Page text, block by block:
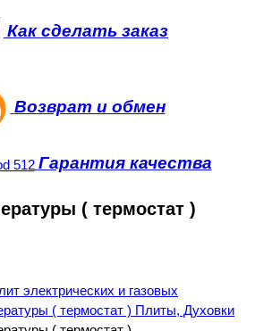
Как сделать заказ
Возврат и обмен
Гарантия качества
( термостат )
электрических и газовых
( термостат ) Плиты, Духовки